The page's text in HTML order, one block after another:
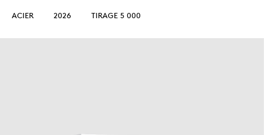
ACIER 2026 TIRAGE 5 000